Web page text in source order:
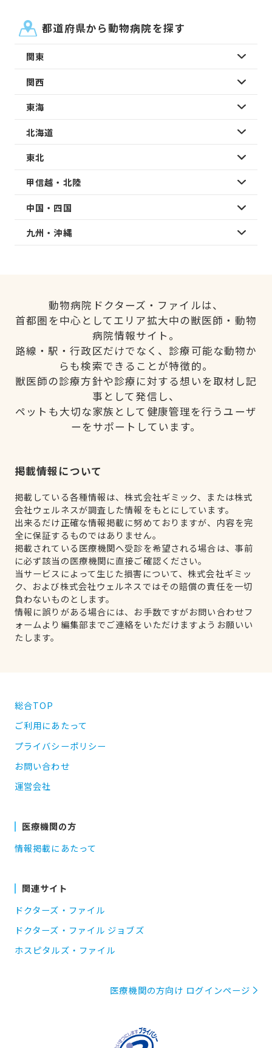
都道府県から動物病院を探す
関東
関西
東海
北海道
東北
甲信越・北陸
中国・四国
九州・沖縄
動物病院ドクターズ・ファイルは、
首都圏を中心としてエリア拡大中の獣医師・動物
病院情報サイト。
路線・駅・行政区だけでなく、診療可能な動物か
らも検索できることが特徴的。
獣医師の診療方針や診療に対する想いを取材し記
事として発信し、
ペットも大切な家族として健康管理を行うユーザ
ーをサポートしています。
掲載情報について
掲載している各種情報は、株式会社ギミック、または株式
会社ウェルネスが調査した情報をもとにしています。
出来るだけ正確な情報掲載に努めておりますが、内容を完
全に保証するものではありません。
掲載されている医療機関へ受診を希望される場合は、事前
に必ず該当の医療機関に直接ご確認ください。
当サービスによって生じた損害について、株式会社ギミッ
ク、および株式会社ウェルネスではその賠償の責任を一切
負わないものとします。
情報に誤りがある場合には、お手数ですがお問い合わせフ
ォームより編集部までご連絡をいただけますようお願いい
たします。
総合TOP
ご利用にあたって
プライバシーポリシー
お問い合わせ
運営会社
医療機関の方
情報掲載にあたって
関連サイト
ドクターズ・ファイル
ドクターズ・ファイル ジョブズ
ホスピタルズ・ファイル
医療機関の方向け ログインページ